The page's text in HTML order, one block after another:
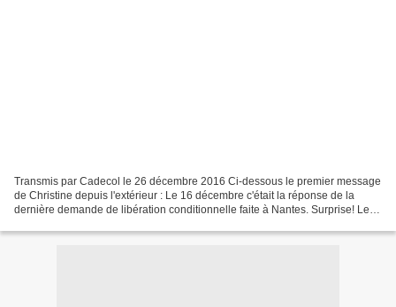
Transmis par Cadecol le 26 décembre 2016 Ci-dessous le premier message
de Christine depuis l'extérieur : Le 16 décembre c'était la réponse de la
dernière demande de libération conditionnelle faite à Nantes. Surprise! Le